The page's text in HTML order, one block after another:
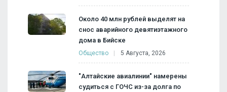
Около 40 млн рублей выделят на
снос аварийного девятиэтажного
дома в Бийске
Общество 5 Августа, 2026
"Алтайские авиалинии" намерены
судиться с ГОЧС из-за долга по